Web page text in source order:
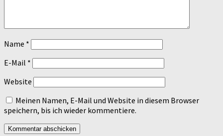
Name *
E-Mail *
Website
Meinen Namen, E-Mail und Website in diesem Browser
speichern, bis ich wieder kommentiere.